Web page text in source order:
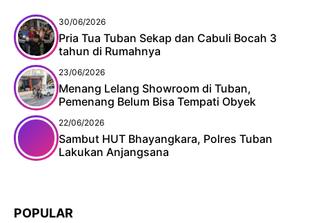
30/06/2026
Pria Tua Tuban Sekap dan Cabuli Bocah 3
tahun di Rumahnya
23/06/2026
Menang Lelang Showroom di Tuban,
Pemenang Belum Bisa Tempati Obyek
22/06/2026
Sambut HUT Bhayangkara, Polres Tuban
Lakukan Anjangsana
POPULAR